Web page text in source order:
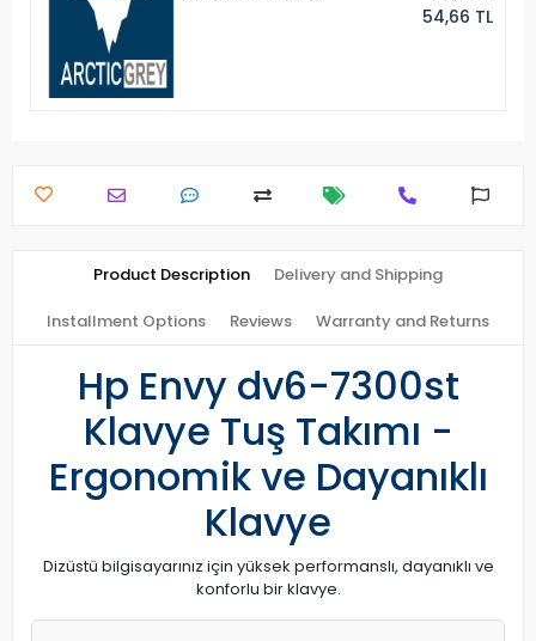
54,66 TL
Product Description Delivery and Shipping
Installment Options Reviews Warranty and Returns
Hp Envy dv6-7300st
Klavye Tuş Takımı -
Ergonomik ve Dayanıklı
Klavye
Dizüstü bilgisayarınız için yüksek performanslı, dayanıklı ve
konforlu bir klavye.